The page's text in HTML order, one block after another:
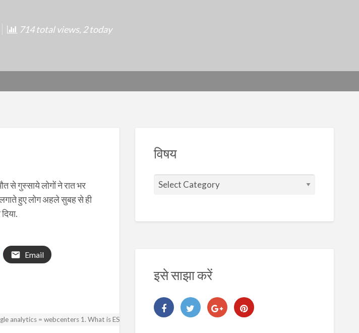
714 total views, 2 today
से गुस्साये लोगों ने रात भर
लगाते हुए लोग अहले सुबह से ही
Email
analytics = webcenters 1. What is ESA? 2. Digital Address Lookup
विषय
इसे साझा करें